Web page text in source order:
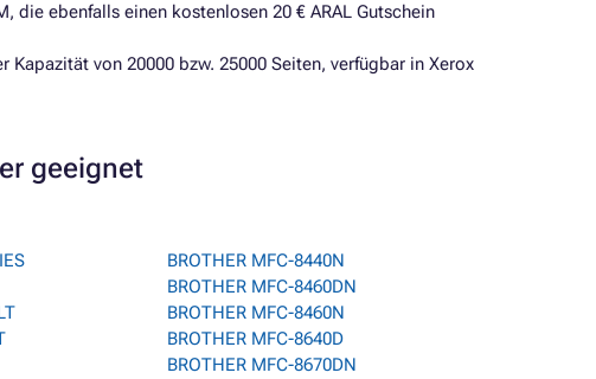
die ebenfalls einen kostenlosen 20 € ARAL Gutschein
Kapazität von 20000 bzw. 25000 Seiten, verfügbar in Xerox
geeignet
BROTHER MFC-8440N
BROTHER MFC-8460DN
BROTHER MFC-8460N
BROTHER MFC-8640D
BROTHER MFC-8670DN